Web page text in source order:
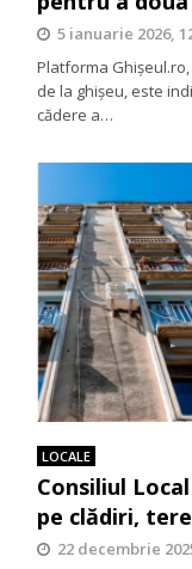
5 ianuarie 2026,
Platforma
de la ghișeu, este
cădere a…
LOCALE
Consiliul
pe clădiri,
22 decembrie